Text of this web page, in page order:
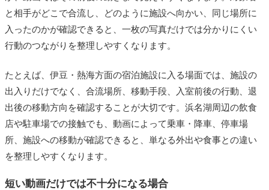
と相手がどこで合流し、どのように施設へ向かい、同じ場所に
入ったのかが確認できると、一枚の写真だけでは分かりにくい
行動のつながりを整理しやすくなります。
たとえば、伊豆・熱海方面の宿泊施設に入る場面では、施設の
出入りだけでなく、合流場所、移動手段、入室前後の行動、退
出後の移動方向を確認することが大切です。浜名湖周辺の飲食
店や駐車場での接触でも、動画によって乗車・降車、停車場
所、施設への移動が確認できると、単なる外出や食事との違い
を整理しやすくなります。
短い動画だけでは不十分になる場合